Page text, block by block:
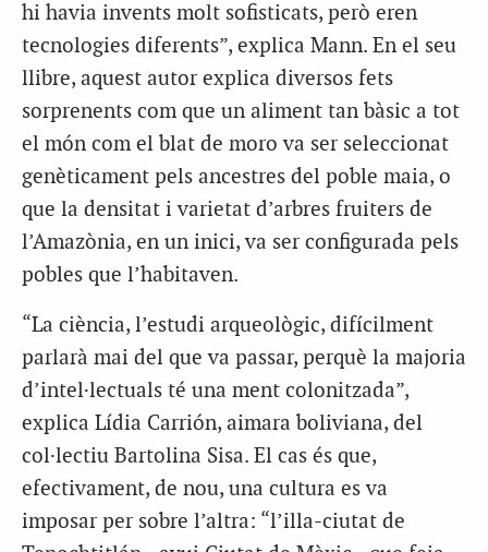
hi havia invents molt sofisticats, però eren
tecnologies diferents”, explica Mann. En el seu
llibre, aquest autor explica diversos fets
sorprenents com que un aliment tan bàsic a tot
el món com el blat de moro va ser seleccionat
genèticament pels ancestres del poble maia, o
que la densitat i varietat d’arbres fruiters de
l’Amazònia, en un inici, va ser configurada pels
pobles que l’habitaven.
“La ciència, l’estudi arqueològic, difícilment
parlarà mai del que va passar, perquè la majoria
d’intel·lectuals té una ment colonitzada”,
explica Lídia Carrión, aimara boliviana, del
col·lectiu Bartolina Sisa. El cas és que,
efectivament, de nou, una cultura es va
imposar per sobre l’altra: “l’illa-ciutat de